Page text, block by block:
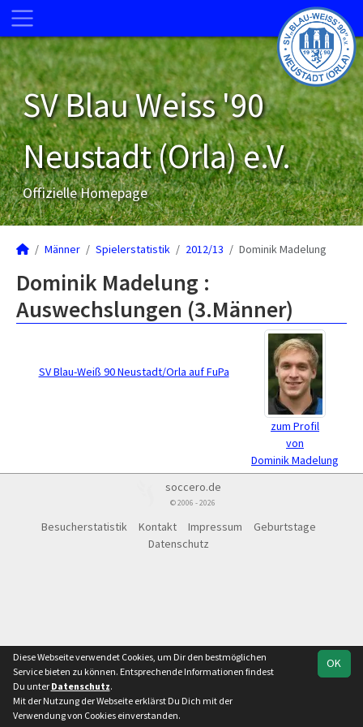
SV Blau Weiss '90
Neustadt (Orla) e.V.
Offizielle Homepage
Männer Spielerstatistik 2012/13 Dominik Madelung
Dominik Madelung :
Auswechslungen (3.Männer)
zum Profil
von
Dominik Madelung
SV Blau-Weiß 90 Neustadt/Orla auf FuPa
soccero.de
© 2006 - 2026
Besucherstatistik Kontakt Impressum
Geburtstage
Datenschutz
OK
Diese Webseite verwendet Cookies, um Dir den bestmöglichen
Service bieten zu können. Entsprechende Informationen findest
Du unter Datenschutz.
Mit der Nutzung der Webseite erklärst Du Dich mit der
Verwendung von Cookies einverstanden.